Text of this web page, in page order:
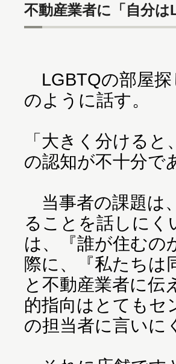
不動産業者に「自分
LGBTQの部屋探
のように話す。
「大きく分ける
の認知が不十分で
当事者の課題は
ることを話しにく
は、『誰が住むの
際に、『私たちは
と不動産業者に伝
的指向はとてもセ
の担当者に言いに